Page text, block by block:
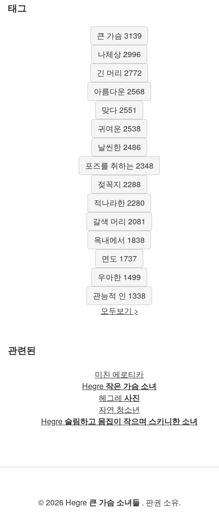
태그
큰 가슴 3139
나체상 2996
긴 머리 2772
아름다운 2568
맞다 2551
귀여운 2538
날씬한 2486
포즈를 취하는 2348
젖꼭지 2288
적나라한 2280
갈색 머리 2081
옥내에서 1838
면도 1737
우아한 1499
관능적 인 1338
모두보기 >
관련된
미친 에로티카
Hegre 작은 가슴 소녀
헤그레 사진
자연 청소년
Hegre 슬림하고 몸집이 작으며 스키니한 소녀
© 2026 Hegre 큰 가슴 소녀들 . 판권 소유.